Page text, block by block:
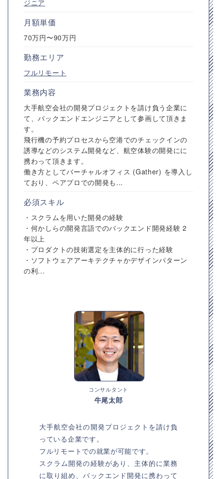
ジニア
月額単価
70万円〜90万円
勤務エリア
フルリモート
業務内容
大手航空会社の開発プロジェクトを請け負う企業に
て、バックエンドエンジニアとして参画して頂きま
す。
飛行機の予約プロセスから空港でのチェックインの
誘導などのシステム開発など、航空体験の開発にに
携わって頂きます。
働き方としてバーチャルオフィス (Gather) を導入し
ており、ペアプロでの開発も...
必須スキル
・スクラムを用いた開発の経験
・何かしらの開発言語でのバックエンド開発経験 2
年以上
・プロダクトの技術選定を主体的に行った経験
・ソフトウェアアーキテクチャかデザインパターン
の利...
コンサルタント
牛尾太郎
大手航空会社の開発プロジェクトを請け負
っている企業です。
フルリモートでの就業が可能です。
スクラム開発の経験があり、主体的に業務
に取り組め、バックエンド開発に携わって